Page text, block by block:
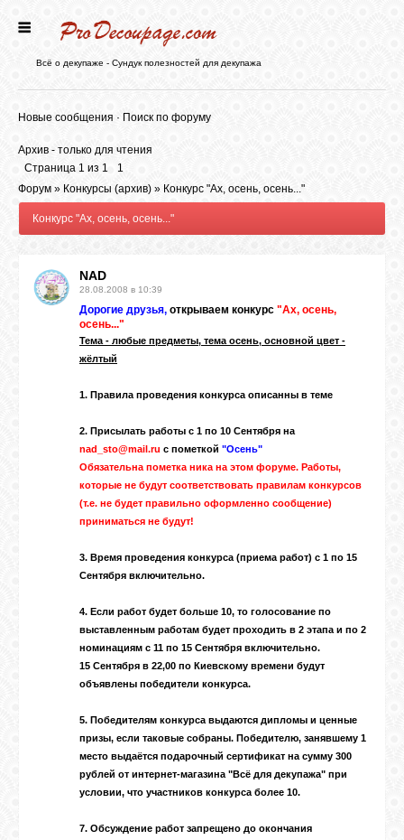
БЛОГ
ФОРУМ
СТАТЬИ
Всё о декупаже - Сундук полезностей для декупажа
Новые сообщения · Поиск по форуму
Архив - только для чтения
Страница 1 из 1
1
Форум » Конкурсы (архив) » Конкурс "Ах, осень, осень..."
Конкурс "Ах, осень, осень..."
NAD
28.08.2008 в 10:39
Дорогие друзья, открываем конкурс "Ах, осень,
осень..."
Тема - любые предметы, тема осень, основной цвет -
жёлтый
1. Правила проведения конкурса описанны в теме
2. Присылать работы с 1 по 10 Сентября на
nad_sto@mail.ru с пометкой "Осень"
Обязательна пометка ника на этом форуме. Работы,
которые не будут соответствовать правилам конкурсов
(т.е. не будет правильно оформленно сообщение)
приниматься не будут!
3. Время проведения конкурса (приема работ) с 1 по 15
Сентября включительно.
4. Если работ будет больше 10, то голосование по
выставленным работам будет проходить в 2 этапа и по 2
номинациям с 11 по 15 Сентября включительно.
15 Сентября в 22,00 по Киевскому времени будут
объявлены победители конкурса.
5. Победителям конкурса выдаются дипломы и ценные
призы, если таковые собраны. Победителю, занявшему 1
место выдаётся подарочный сертификат на сумму 300
рублей от интернет-магазина "Всё для декупажа" при
условии, что участников конкурса более 10.
7. Обсуждение работ запрещено до окончания